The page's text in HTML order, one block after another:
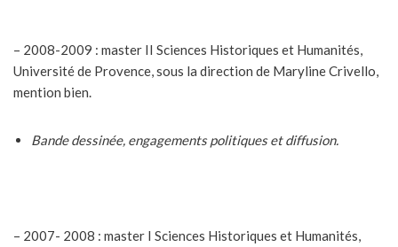
– 2008-2009 : master II Sciences Historiques et Humanités,
Université de Provence, sous la direction de Maryline Crivello,
mention bien.
Bande dessinée, engagements politiques et diffusion.
– 2007- 2008 : master I Sciences Historiques et Humanités,